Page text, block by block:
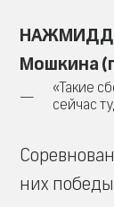
Мошкина
«Такие
сейчас
них победы